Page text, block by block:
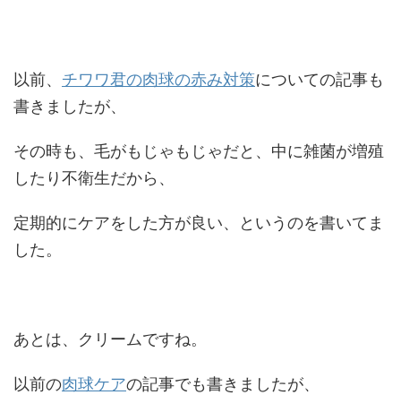
以前、 チワワ君の肉球の赤み対策についての記事も
書きましたが、
その時も、毛がもじゃもじゃだと、中に雑菌が増殖
したり不衛生だから、
定期的にケアをした方が良い、というのを書いてま
した。
あとは、クリームですね。
以前の肉球ケアの記事でも書きましたが、